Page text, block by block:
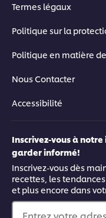
Termes légaux
Politique sur la
Politique en matière
Nous Contacter
Accessibilité
Inscrivez-vous à
garder informé!
Inscrivez-vous dès
recettes, les
et plus encore dans